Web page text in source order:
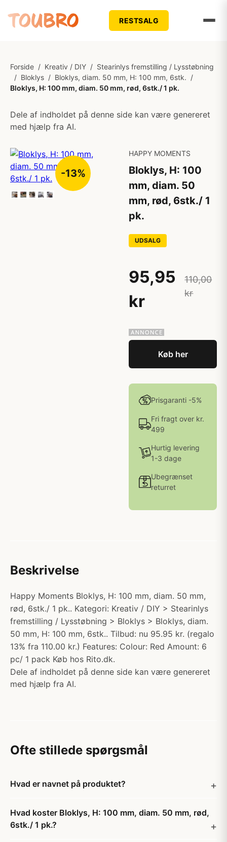
RESTSALG
Forside / Kreativ / DIY / Stearinlys fremstilling / Lysstøbning
/ Bloklys / Bloklys, diam. 50 mm, H: 100 mm, 6stk. /
Bloklys, H: 100 mm, diam. 50 mm, rød, 6stk./ 1 pk.
Dele af indholdet på denne side kan være genereret
med hjælp fra AI.
-13%
HAPPY MOMENTS
Bloklys, H: 100
mm, diam. 50
mm, rød, 6stk./ 1
pk.
UDSALG
95,95
kr
110,00
kr
Køb her
Prisgaranti -5%
Fri fragt over kr.
499
Hurtig levering
1-3 dage
Ubegrænset
returret
Beskrivelse
Happy Moments Bloklys, H: 100 mm, diam. 50 mm,
rød, 6stk./ 1 pk.. Kategori: Kreativ / DIY > Stearinlys
fremstilling / Lysstøbning > Bloklys > Bloklys, diam.
50 mm, H: 100 mm, 6stk.. Tilbud: nu 95.95 kr. (regalo
13% fra 110.00 kr.) Features: Colour: Red Amount: 6
pc/ 1 pack Køb hos Rito.dk.
Dele af indholdet på denne side kan være genereret
med hjælp fra AI.
Ofte stillede spørgsmål
Hvad er navnet på produktet?
Hvad koster Bloklys, H: 100 mm, diam. 50 mm, rød,
6stk./ 1 pk.?